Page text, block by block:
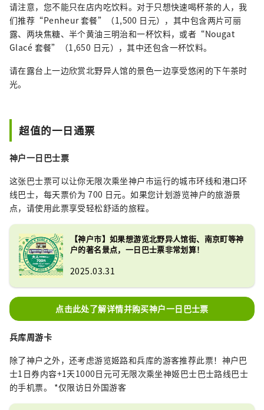
请注意，您不能只在店内吃饮料。对于只想快速喝杯茶的人，我
们推荐“Penheur 套餐”（1,500 日元），其中包含两片可丽
露、两块焦糖、半个黄油三明治和一杯饮料，或者“Nougat
Glacé 套餐”（1,650 日元），其中还包含一杯饮料。
请在露台上一边欣赏北野异人馆的景色一边享受悠闲的下午茶时
光。
超值的一日通票
神户一日巴士票
这张巴士票可以让你无限次乘坐神户市运行的城市环线和港口环
线巴士，每天票价为 700 日元。如果您计划游览神户的旅游景
点，请使用此票享受轻松舒适的旅程。
【神户市】如果想游览北野异人馆街、南京町等神
户的著名景点，一日巴士票非常划算！
2025.03.31
点击此处了解详情并购买神户一日巴士票
兵库周游卡
除了神户之外，还考虑游览姬路和兵库的游客推荐此票！神户巴
士1日券内容+1天1000日元可无限次乘坐神姬巴士巴士路线巴士
的手机票。 *仅限访日外国游客